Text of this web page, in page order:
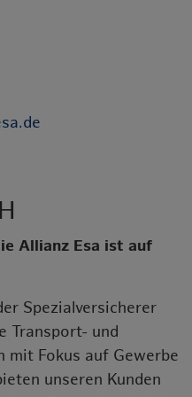
Allianz Esa ist auf
Spezialversicherer
Transport- und
mit Fokus auf Gewerbe
unseren Kunden